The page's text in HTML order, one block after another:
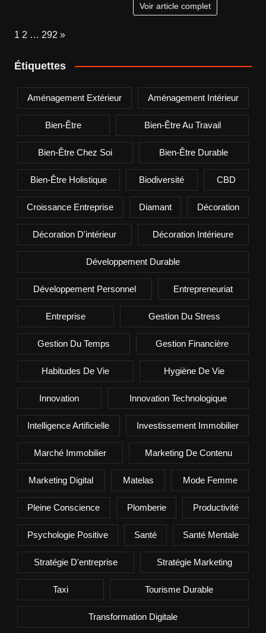
Voir article complet
Page:
1 2 … 292 Next
»
Étiquettes
Aménagement Extérieur Aménagement Intérieur
Bien-Être Bien-Être Au Travail
Bien-Être Chez Soi Bien-Être Durable
Bien-Être Holistique Biodiversité CBD
Croissance Entreprise Diamant Décoration
Décoration D'intérieur Décoration Intérieure
Développement Durable
Développement Personnel Entrepreneuriat
Entreprise Gestion Du Stress
Gestion Du Temps Gestion Financière
Habitudes De Vie Hygiène De Vie
Innovation Innovation Technologique
Intelligence Artificielle Investissement Immobilier
Marché Immobilier Marketing De Contenu
Marketing Digital Matelas Mode Femme
Pleine Conscience Plomberie Productivité
Psychologie Positive Santé Santé Mentale
Stratégie D'entreprise Stratégie Marketing
Taxi Tourisme Durable
Transformation Digitale